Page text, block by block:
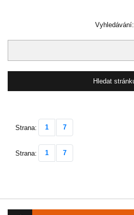
Vyhledávání:
Strana: 1 7
Strana: 1 7